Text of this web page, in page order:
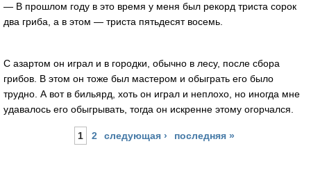
— В прошлом году в это время у меня был рекорд триста сорок
два гриба, а в этом — триста пятьдесят восемь.
С азартом он играл и в городки, обычно в лесу, после сбора
грибов. В этом он тоже был мастером и обыграть его было
трудно. А вот в бильярд, хоть он играл и неплохо, но иногда мне
удавалось его обыгрывать, тогда он искренне этому огорчался.
1 2 следующая › последняя »